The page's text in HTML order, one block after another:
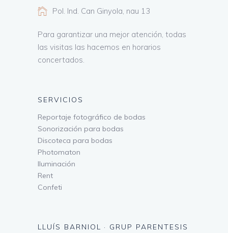
Pol. Ind. Can Ginyola, nau 13
Para garantizar una mejor atención, todas
las visitas las hacemos en horarios
concertados.
SERVICIOS
Reportaje fotográfico de bodas
Sonorización para bodas
Discoteca para bodas
Photomaton
Iluminación
Rent
Confeti
LLUÍS BARNIOL · GRUP PARENTESIS